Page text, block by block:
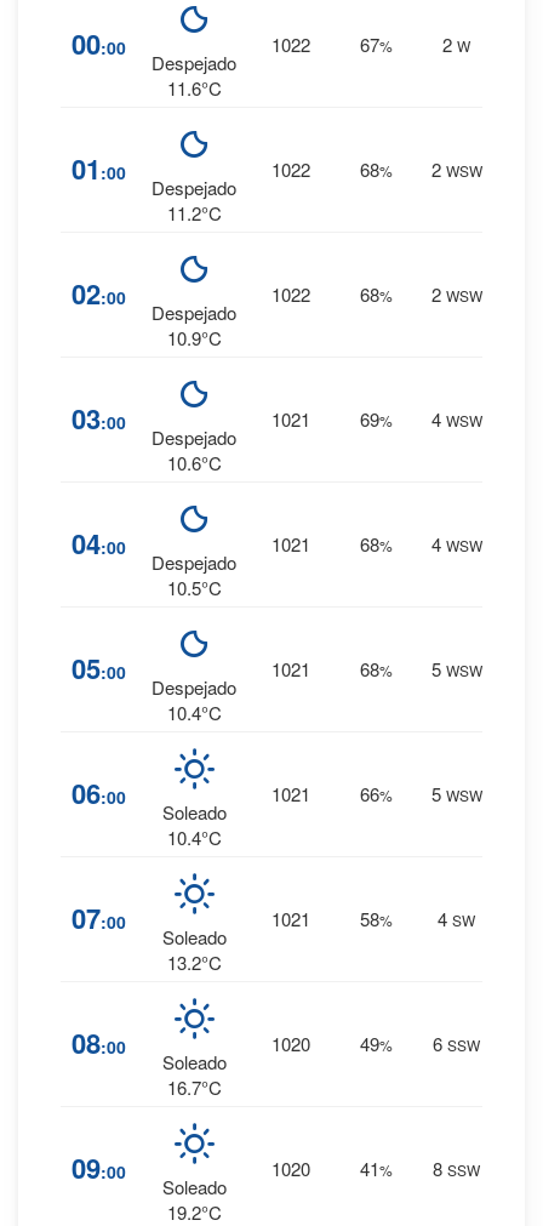
00:00
Despejado
11.6°C
1022 67% 2 W
01 :00
Despejado
11.2°C
1022 68% 2 WSW
02:00
Despejado
10.9°C
1022 68% 2 WSW
03:00
Despejado
10.6°C
1021 69% 4 WSW
04:00
Despejado
10.5°C
1021 68% 4 WSW
05:00
Despejado
10.4°C
1021 68% 5 WSW
06:00
Soleado
10.4°C
1021 66% 5 WSW
07:00
Soleado
13.2°C
1021 58% 4 SW
08:00
Soleado
16.7°C
1020 49% 6 SSW
09:00
Soleado
19.2°C
1020 41% 8 SSW